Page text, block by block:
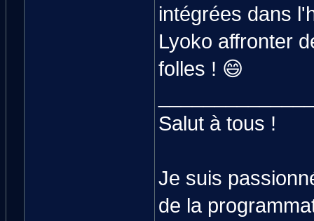
intégrées dans
Lyoko affronter
folles ! 😄
Salut à tous !
Je suis
de la